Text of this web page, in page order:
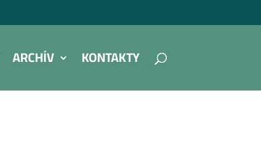
ARCHÍV KONTAKTY